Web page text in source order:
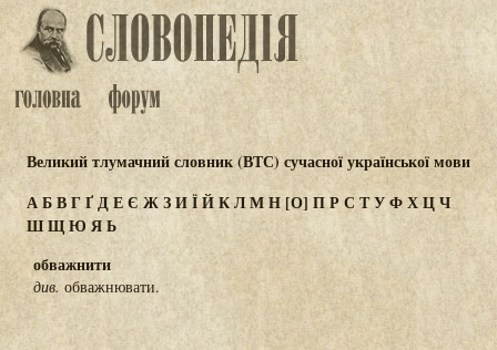
Великий тлумачний словник (ВТС) сучасної української мови
АБВГҐДЕЄ ЖЗИЇЙКЛМН[О] ПР СТУФХЦЧ
ШЩЮЯЬ
обважнити
див. обважнювати.